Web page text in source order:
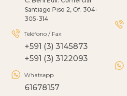
Santiago Piso 2, Of. 304-
305-314
Teléfono / Fax
+591 (3) 3145873
+591 (3) 3122093
Whatsapp
61678157